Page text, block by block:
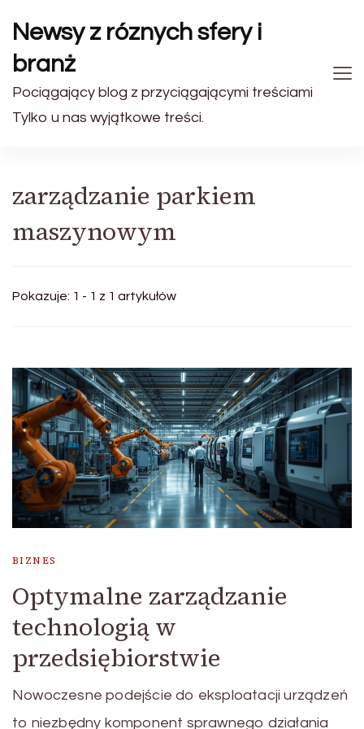
Newsy z róznych sfery i
branż
Pociągający blog z przyciągającymi treściami
Tylko u nas wyjątkowe treści.
zarządzanie parkiem
maszynowym
Pokazuje: 1 - 1 z 1 artykułów
BIZNES
Optymalne zarządzanie
technologią w
przedsiębiorstwie
Nowoczesne podejście do eksploatacji urządzeń
to niezbędny komponent sprawnego działania